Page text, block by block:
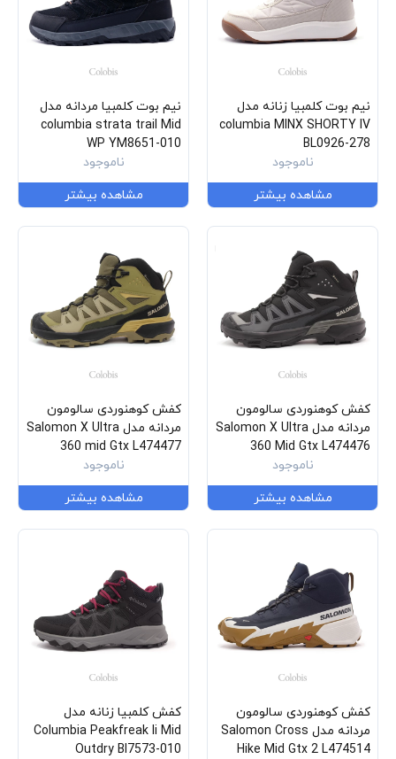
نیم بوت کلمبیا زنانه مدل
columbia MINX SHORTY IV
BL0926-278
ناموجود
مشاهده بیشتر
نیم بوت کلمبیا مردانه مدل
columbia strata trail Mid
WP YM8651-010
ناموجود
مشاهده بیشتر
کفش کوهنوردی سالومون
مردانه مدل Salomon X Ultra
360 Mid Gtx L474476
ناموجود
مشاهده بیشتر
کفش کوهنوردی سالومون
مردانه مدل Salomon X Ultra
360 mid Gtx L474477
ناموجود
مشاهده بیشتر
کفش کوهنوردی سالومون
مردانه مدل Salomon Cross
Hike Mid Gtx 2 L474514
کفش کلمبیا زنانه مدل
Columbia Peakfreak Ii Mid
Outdry Bl7573-010